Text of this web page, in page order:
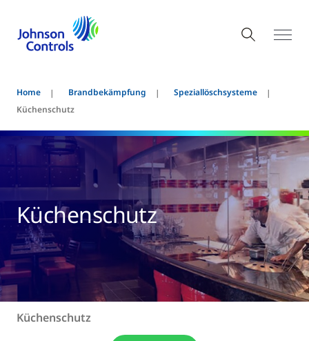
Home Brandbekämpfung
Speziallöschsysteme
Küchenschutz
Küchenschutz
Küchenschutz